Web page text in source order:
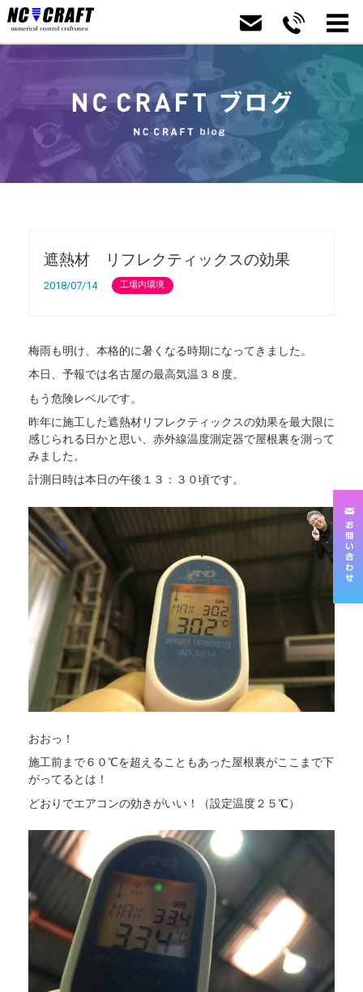
遮熱材 リフレクティックスの効果
2018/07/14 工場内環境
梅雨も明け、本格的に暑くなる時期になってきました。
本日、予報では名古屋の最高気温３８度。
もう危険レベルです。
昨年に施工した遮熱材リフレクティックスの効果を最大限に
感じられる日かと思い、赤外線温度測定器で屋根裏を測って
みました。
計測日時は本日の午後１３：３０頃です。
おおっ！
施工前まで６０℃を超えることもあった屋根裏がここまで下
がってるとは！
どおりでエアコンの効きがいい！（設定温度２５℃）